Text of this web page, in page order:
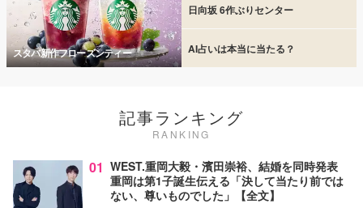
スタバ新作フローズンティー
日向坂 6作ぶりセンター
AI占いは本当に当たる？
記事ランキング
RANKING
01 WEST.重岡大毅・濱田崇裕、結婚を同時発表
重岡は第1子誕生伝える「決して当たり前では
ない、尊いものでした」【全文】